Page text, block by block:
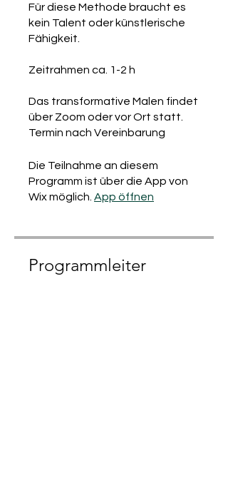
Für diese Methode braucht es
kein Talent oder künstlerische
Fähigkeit.
Zeitrahmen ca. 1-2 h
Das transformative Malen findet
über Zoom oder vor Ort statt.
Die Teilnahme an diesem
Programm ist über die App von
Wix möglich. App öffnen
Programmleiter